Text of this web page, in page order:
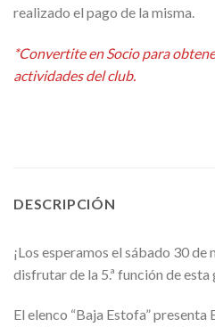
realizado el pago de la misma.
*Convertite en Socio para
actividades del club.
DESCRIPCIÓN
¡Los esperamos el sábado 30 de
disfrutar de la 5.ª función de
El elenco “Baja Estofa” presenta